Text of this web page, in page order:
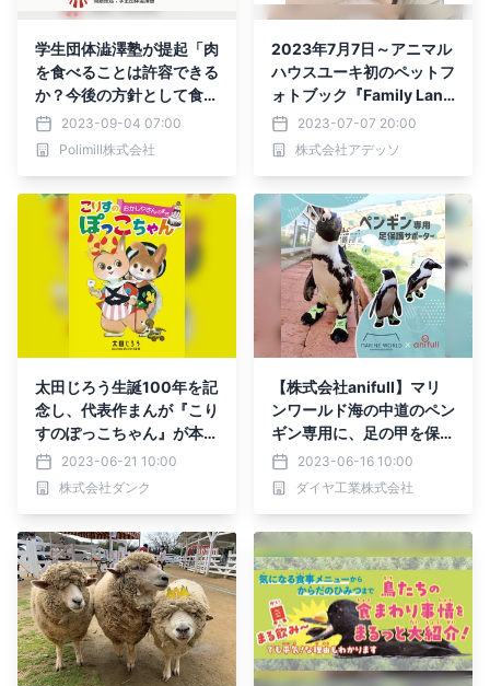
学生団体澁澤塾が提起「肉
を食べることは許容できる
か？今後の方針として食肉
を減らしていくべきか？」
Surfvoteで投票開始
2023-09-04 07:00
Polimill株式会社
2023年7月7日～アニマル
ハウスユーキ初のペットフ
ォトブック『Family Lan
d』受注販売決定！
2023-07-07 20:00
株式会社アデッソ
太田じろう生誕100年を記
念し、代表作まんが『こり
すのぽっこちゃん』が本に
なりました！
2023-06-21 10:00
株式会社ダンク
【株式会社anifull】マリ
ンワールド海の中道のペン
ギン専用に、足の甲を保護
するオーダーメイドサポー
ターを開発
2023-06-16 10:00
ダイヤ工業株式会社